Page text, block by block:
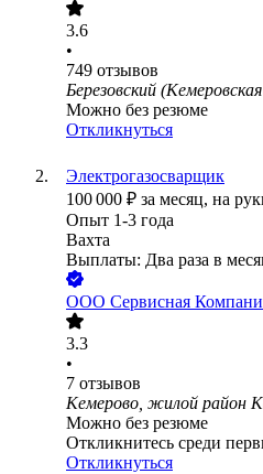
3.6
•
749 отзывов
Березовский
Можно без резюме
Откликнуться
Электрогазосварщик
100 000 ₽ за месяц, на
Опыт 1-3 года
Вахта
Выплаты: Два раза в
ООО Сервисная
3.3
•
7 отзывов
Кемерово, жилой район
Можно без резюме
Откликнитесь среди
Откликнуться